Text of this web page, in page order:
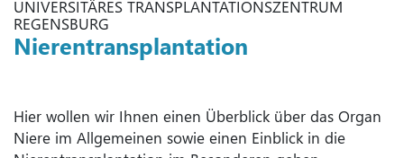
UNIVERSITÄRES TRANSPLANTATIONSZENTRUM
REGENSBURG
Nierentransplantation
Hier wollen wir Ihnen einen Überblick über das Organ
Niere im Allgemeinen sowie einen Einblick in die